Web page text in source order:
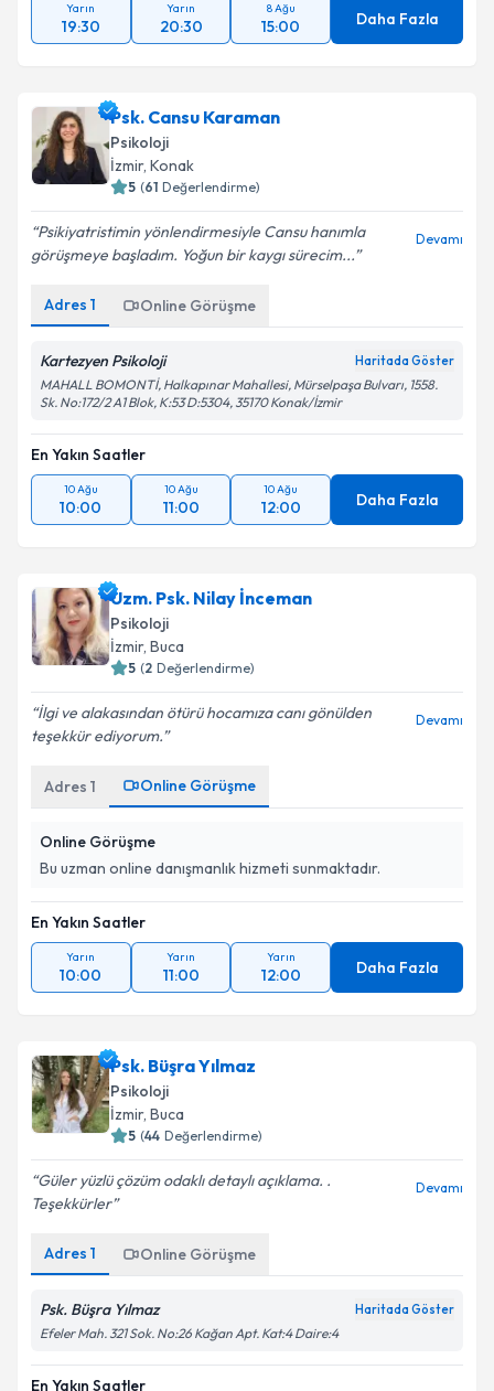
Yarın
19:30
Yarın
20:30
8 Ağu
15:00 Daha Fazla
Psk. Cansu Karaman
Psikoloji
İzmir, Konak
5 (61 Değerlendirme)
Psikiyatristimin yönlendirmesiyle Cansu hanımla
görüşmeye başladım. Yoğun bir kaygı sürecim...
Devamı
Adres 1 Online Görüşme
Kartezyen Psikoloji Haritada Göster
MAHALL BOMONTİ, Halkapınar Mahallesi, Mürselpaşa Bulvarı, 1558.
Sk. No:172/2 A1 Blok, K:53 D:5304, 35170 Konak/İzmir
En Yakın Saatler
10 Ağu
10:00
10 Ağu
11:00
10 Ağu
12:00 Daha Fazla
Uzm. Psk. Nilay İnceman
Psikoloji
İzmir, Buca
5 (2 Değerlendirme)
İlgi ve alakasından ötürü hocamıza canı gönülden
teşekkür ediyorum.
Devamı
Adres 1 Online Görüşme
Online Görüşme
Bu uzman online danışmanlık hizmeti sunmaktadır.
En Yakın Saatler
Yarın
10:00
Yarın
11:00
Yarın
12:00 Daha Fazla
Psk. Büşra Yılmaz
Psikoloji
İzmir, Buca
5 (44 Değerlendirme)
Güler yüzlü çözüm odaklı detaylı açıklama. .
Teşekkürler
Devamı
Adres 1 Online Görüşme
Psk. Büşra Yılmaz Haritada Göster
Efeler Mah. 321 Sok. No:26 Kağan Apt. Kat:4 Daire:4
En Yakın Saatler